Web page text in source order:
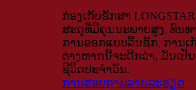
ກ່ອງເກັບຮັກສາ
ສະດຸທີ່ມີຄຸນນະພາບສູງ, ທົນທ
ການອອກແບບລິ້ນຊັກ, ການເ
ຕ່າງຫາກນີ້ຈະດີກວ່າ, ມັນເປັ
ຊີວິດປະຈໍາວັນ.
ການສອບຖາມລາຍລະອຽດ